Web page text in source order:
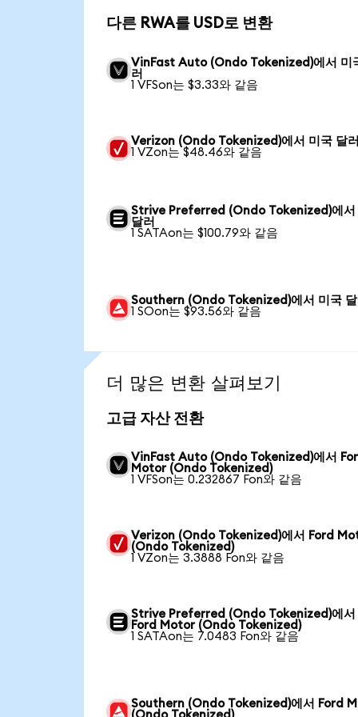
다른 RWA를 USD로 변환
VinFast Auto (Ondo Tokenized)에서 미
러
1 VFSon는 $3.33와 같음
Verizon (Ondo Tokenized)에서 미국 달
1 VZon는 $48.46와 같음
Strive Preferred (Ondo Tokenized)에서
달러
1 SATAon는 $100.79와 같음
Southern (Ondo Tokenized)에서 미국
1 SOon는 $93.56와 같음
더 많은 변환 살펴보기
고급 자산 전환
VinFast Auto (Ondo Tokenized)에서
Motor (Ondo Tokenized)
1 VFSon는 0.232867 Fon와 같음
Verizon (Ondo Tokenized)에서 Ford
(Ondo Tokenized)
1 VZon는 3.3888 Fon와 같음
Strive Preferred (Ondo Tokenized)에서
Ford Motor (Ondo Tokenized)
1 SATAon는 7.0483 Fon와 같음
Southern (Ondo Tokenized)에서 Ford